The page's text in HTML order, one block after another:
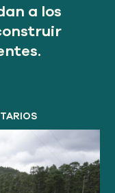
a los